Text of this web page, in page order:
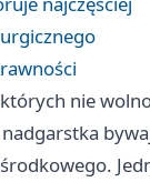
nie